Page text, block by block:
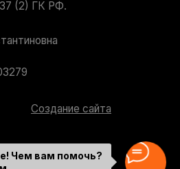
Чем вам помочь?